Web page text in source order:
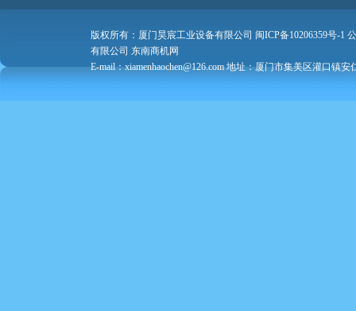
版权所有：厦门昊宸工业设备有限公司 闽ICP备10206359号-1
有限公司 东南商机网
E-mail：xiamenhaochen@126.com 地址：厦门市集美区灌口镇